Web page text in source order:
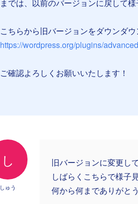
までは、以前のバージョンに戻して
こちらから旧バージョンをダウンダウ
https://wordpress.org/plugins/
ご確認よろしくお願いいたします！
し
しゅう
旧バージョンに変更し
しばらくこちらで様子
何から何までありがと